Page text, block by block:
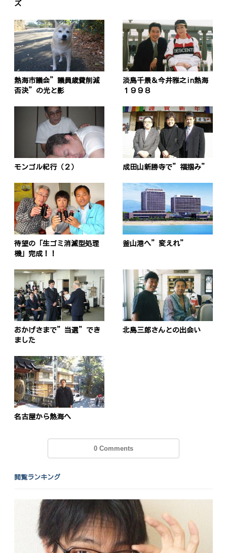
ズ
熱海市議会”議員歳費削減
否決”の光と影
淡島千景＆今井雅之in熱海
１９９８
モンゴル紀行（２） 成田山新勝寺で”福掴み”
待望の「生ゴミ消滅型処理
機」完成！！
釜山港へ”変えれ”
おかげさまで”当選”でき
ました
北島三郎さんとの出会い
名古屋から熱海へ
0 Comments
閲覧ランキング